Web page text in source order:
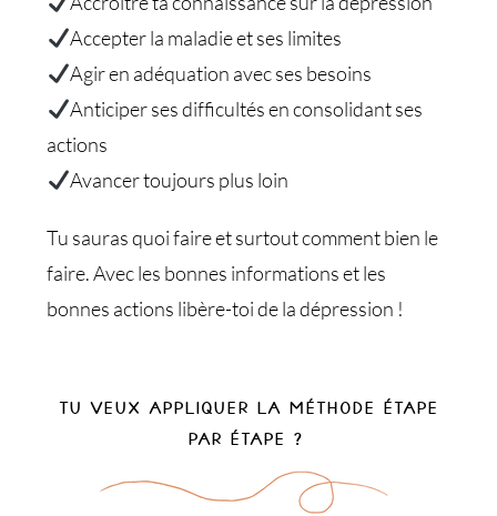
Accepter la maladie et ses limites
Agir en adéquation avec ses besoins
Anticiper ses difficultés en consolidant ses
actions
Avancer toujours plus loin
Tu sauras quoi faire et surtout comment bien le
faire. Avec les bonnes informations et les
bonnes actions libère-toi de la dépression !
Tu veux appliquer la méthode étape
par étape ?